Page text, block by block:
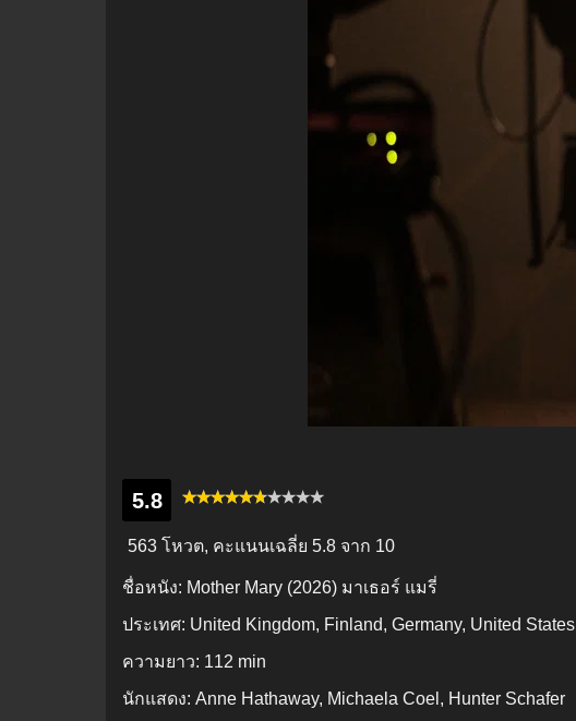
5.8
563 โหวต, คะแนนเฉลี่ย 5.8 จาก 10
ชื่อหนัง: Mother Mary (2026) มาเธอร์ แมรี่
ประเทศ: United Kingdom, Finland, Germany, United States
ความยาว: 112 min
นักแสดง: Anne Hathaway, Michaela Coel, Hunter Schafer